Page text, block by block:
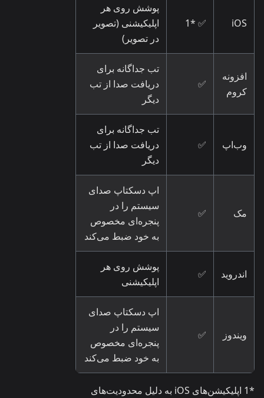
iOS
✅ *1
پوشش روی هر
اپلیکیشنی (تصویر
در تصویر)
افزونه
کروم
✅
تب جداگانه برای
دریافت صدا از تب
دیگر
وب‌اپ ✅
تب جداگانه برای
دریافت صدا از تب
دیگر
مک ✅
اپ دسکتاپ صدای
سیستم را در
پنجره‌ای مخصوص
به خود ضبط می‌کند
اندروید ✅
پوشش روی هر
اپلیکیشنی
ویندوز ✅
اپ دسکتاپ صدای
سیستم را در
پنجره‌ای مخصوص
به خود ضبط می‌کند
*1 اپلیکیشن‌های iOS به دلیل محدودیت‌های